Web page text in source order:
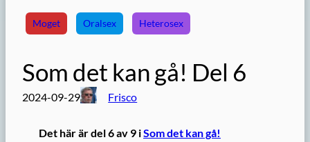
Moget Oralsex Heterosex
Som det kan gå! Del 6
2024-09-29 Frisco
Det här är del 6 av 9 iSom det kan gå!